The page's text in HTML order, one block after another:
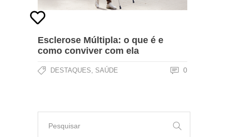
Esclerose Múltipla: o que é e
como conviver com ela
DESTAQUES SAÚDE 0